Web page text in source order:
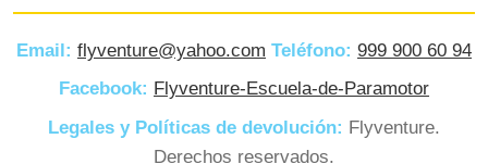
Email: flyventure@yahoo.com Teléfono: 999 900 60 94
Facebook: Flyventure-Escuela-de-Paramotor
Legales y Políticas de devolución: Flyventure.
Derechos reservados.